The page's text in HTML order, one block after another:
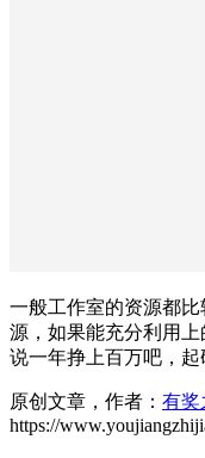
一般工作室的资源都
源，如果能充分利用
说一年挣上百万吧，起
原创文章，作者： 有奖
https://